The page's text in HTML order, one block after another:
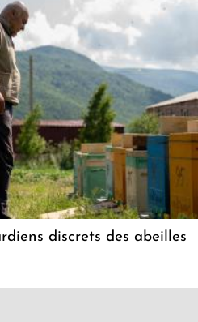
discrets des abeilles